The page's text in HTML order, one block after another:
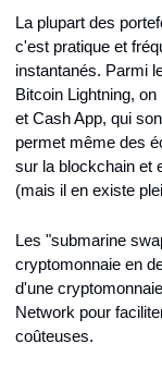
La plupart des
c'est pratique et
instantanés. Parmi
Bitcoin Lightning,
et Cash App, qui
permet même des
sur la blockchain et
(mais il en existe
Les "submarine
cryptomonnaie en
d'une
Network pour
coûteuses.